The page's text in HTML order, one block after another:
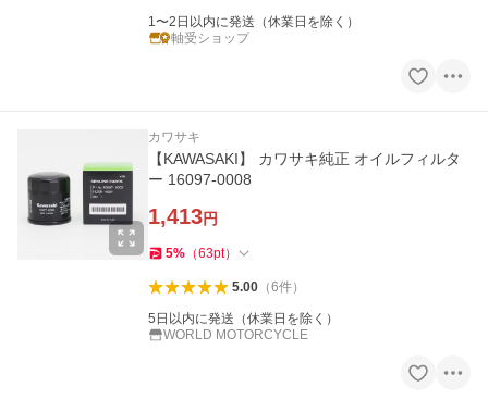
1〜2日以内に発送（休業日を除く）
軸受ショップ
カワサキ
【KAWASAKI】 カワサキ純正 オイルフィルタ
ー 16097-0008
1,413円
5% （63pt）
5.00（6件）
5日以内に発送（休業日を除く）
WORLD MOTORCYCLE